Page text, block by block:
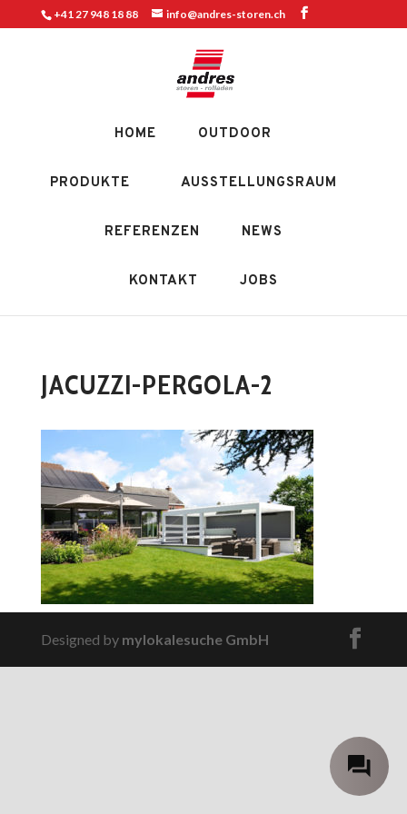
+41 27 948 18 88 info@andres-storen.ch
HOME OUTDOOR
PRODUKTE AUSSTELLUNGSRAUM
REFERENZEN NEWS
KONTAKT JOBS
JACUZZI-PERGOLA-2
Designed by mylokalesuche GmbH